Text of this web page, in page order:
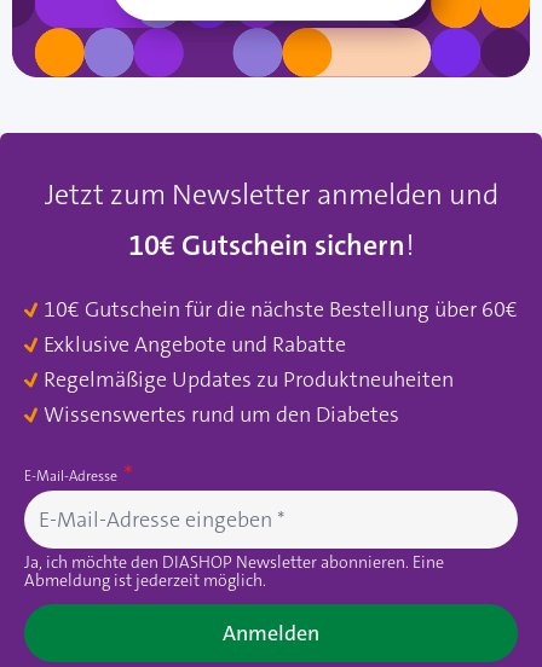
Jetzt zum Newsletter anmelden und
10€ Gutschein sichern!
10€ Gutschein für die nächste Bestellung über 60€
Exklusive Angebote und Rabatte
Regelmäßige Updates zu Produktneuheiten
Wissenswertes rund um den Diabetes
E-Mail-Adresse
Ja, ich möchte den DIASHOP Newsletter abonnieren. Eine
Abmeldung ist jederzeit möglich.
Anmelden